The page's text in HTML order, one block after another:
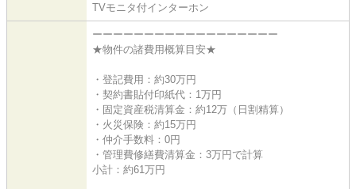
TVモニタ付インターホン
ーーーーーーーーーーーーーーーーーー
★物件の諸費用概算目安★
・登記費用：約30万円
・契約書貼付印紙代：1万円
・固定資産税清算金：約12万（日割精算）
・火災保険：約15万円
・仲介手数料：0円
・管理費修繕費清算金：3万円で計算
小計：約61万円